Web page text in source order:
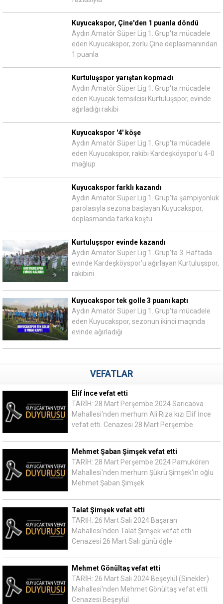
Kuyucakspor, Çine'den 1 puanla döndü
Aydın Amatör Süper Lig 1. Grup'ta mücadele
eden Kuyucakspor, zorlu Çine deplasmanından
1 puanla
Kurtuluşspor yarıştan kopmadı
Aydın Amatör Süper Lig 1. Grup'ta mücadele
eden Kuyucak temsilcisi Kurtuluşspor, evinde
ağırladığı rakibi
Kuyucakspor '4' köşe
Aydın Amatör Süper Lig 1. Grup'ta mücadele
eden Kuyucakspor, rakibi Kardeşköyspor'u 4-0
mağlup
Kuyucakspor farklı kazandı
Aydın Amatör Süper Lig 1. Grup’ta şampiyonluk
parolasıyla sezona başlayan Kuyucakspor,
deplasmanda farka koştu
Kurtuluşspor evinde kazandı
Aydın Amatör Süper Lig 1. Grup’ta 3. Haftada
evinde Kardeşköyspor’u ağırlayan Kurtuluşspor,
rakibini
Kuyucakspor tek golle 3 puanı kaptı
Aydın Amatör Süper Lig 1. Grup’ta mücadele
eden Kuyucakspor, sezonun ikinci maçında
evinde ağırladığı
VEFATLAR
Elif İnce vefat etti
TARİH: 28 Mart Perşembe 2024 Sarıcaova
Mahallesi'nden merhum Ali Rıza kızı Elif İnce
vefat etti. Cenazesi 28 Mart Perşembe
Mehmet Şaban Şimşek vefat etti
TARİH: 28 Mart Perşembe 2024 Pamukören
Mahallesi'nden merhum Şükrü Şimşek'in oğlu
Mehmet Şaban Şimşek
Talat Şimşek vefat etti
TARİH: 26 Mart Salı 2024 Başaran
Mahallesi'nden Talat Şimşek vefat etti.
Cenazesi 26 Mart Salı günü öğle
Mehmet Gönültaş vefat etti
TARİH: 26 Mart Salı 2024 Beşeylül (Sinekler)
Mahallesi'nden Mehmet Gönültaş vefat etti.
Cenazesi Beşeylül